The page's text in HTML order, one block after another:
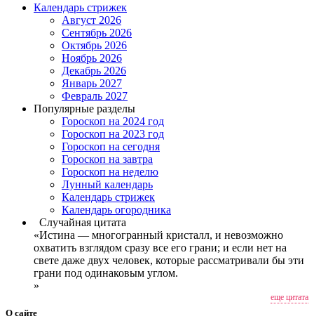
Календарь стрижек
Август 2026
Сентябрь 2026
Октябрь 2026
Ноябрь 2026
Декабрь 2026
Январь 2027
Февраль 2027
Популярные разделы
Гороскоп на 2024 год
Гороскоп на 2023 год
Гороскоп на сегодня
Гороскоп на завтра
Гороскоп на неделю
Лунный календарь
Календарь стрижек
Календарь огородника
Случайная цитата
«Истина — многогранный кристалл, и невозможно
охватить взглядом сразу все его грани; и если нет на
свете даже двух человек, которые рассматривали бы эти
грани под одинаковым углом.
»
еще цитата
О сайте